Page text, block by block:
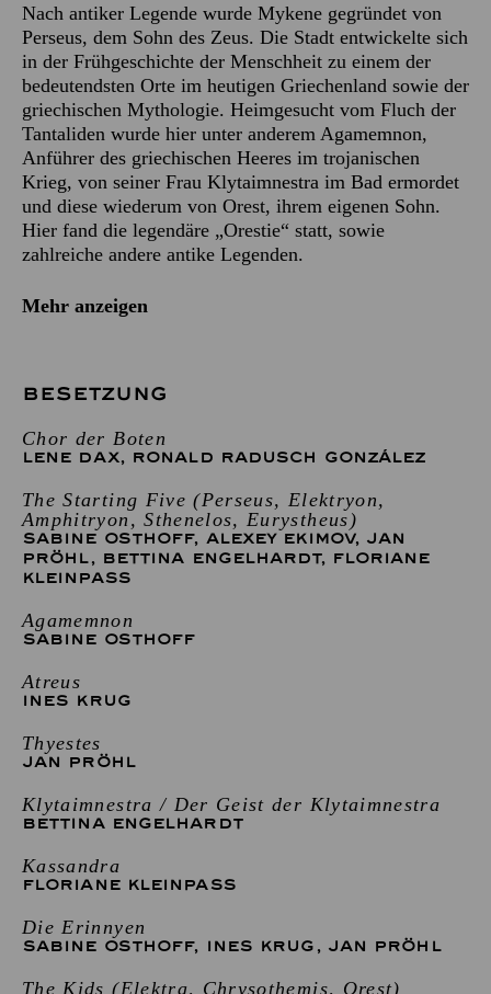
Nach antiker Legende wurde Mykene gegründet von
Perseus, dem Sohn des Zeus. Die Stadt entwickelte sich
in der Frühgeschichte der Menschheit zu einem der
bedeutendsten Orte im heutigen Griechenland sowie der
griechischen Mythologie. Heimgesucht vom Fluch der
Tantaliden wurde hier unter anderem Agamemnon,
Anführer des griechischen Heeres im trojanischen
Krieg, von seiner Frau Klytaimnestra im Bad ermordet
und diese wiederum von Orest, ihrem eigenen Sohn.
Hier fand die legendäre „Orestie“ statt, sowie
zahlreiche andere antike Legenden.
Mehr anzeigen
BESETZUNG
Chor der Boten
LENE DAX, RONALD RADUSCH GONZÁLEZ
The Starting Five (Perseus, Elektryon,
Amphitryon, Sthenelos, Eurystheus)
SABINE OSTHOFF, ALEXEY EKIMOV, JAN
PRÖHL, BETTINA ENGELHARDT, FLORIANE
KLEINPASS
Agamemnon
SABINE OSTHOFF
Atreus
INES KRUG
Thyestes
JAN PRÖHL
Klytaimnestra / Der Geist der Klytaimnestra
BETTINA ENGELHARDT
Kassandra
FLORIANE KLEINPASS
Die Erinnyen
SABINE OSTHOFF, INES KRUG , JAN PRÖHL
The Kids (Elektra, Chrysothemis, Orest)